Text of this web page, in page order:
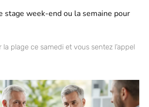
stage week-end ou la semaine pour
plage ce samedi et vous sentez l’appel